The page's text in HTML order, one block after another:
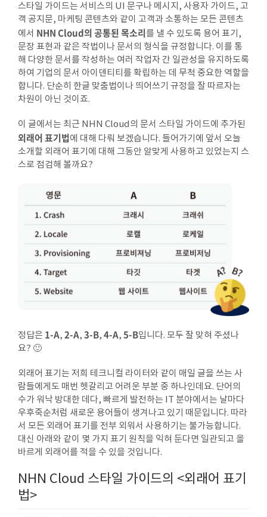
스타일 가이드는 서비스의 UI 문구나 메시지, 사용자 가이드, 고
객 공지문, 마케팅 콘텐츠와 같이 고객과 소통하는 모든 콘텐츠
에서 NHN Cloud의 공통된 목소리를 낼 수 있도록 용어 표기,
문장 표현과 같은 작법이나 문서의 형식을 규정합니다. 이를 통
해 다양한 문서를 작성하는 여러 작업자 간 일관성을 유지하도록
하여 기업의 문서 아이덴티티를 확립하는 데 무척 중요한 역할을
합니다. 단순히 한글 맞춤법이나 띄어쓰기 규정을 잘 따르자는
차원이 아닌 것이죠.
이 글에서는 최근 NHN Cloud의 문서 스타일 가이드에 추가된
외래어 표기법에 대해 다뤄 보겠습니다. 들어가기에 앞서 오늘
소개할 외래어 표기에 대해 그동안 알맞게 사용하고 있었는지 스
스로 점검해 볼까요?
정답은 1-A, 2-A, 3-B, 4-A, 5-B입니다. 모두 잘 맞혀 주셨나
요? 🙂
외래어 표기는 저희 테크니컬 라이터와 같이 매일 글을 쓰는 사
람들에게도 매번 헷갈리고 어려운 부분 중 하나인데요. 단어의
수가 워낙 방대한 데다, 빠르게 발전하는 IT 분야에서는 날마다
우후죽순처럼 새로운 용어들이 생겨나고 있기 때문입니다. 따라
서 모든 외래어 표기를 전부 외워서 사용하기는 불가능합니다.
대신 아래와 같이 몇 가지 표기 원칙을 익혀 둔다면 일관되고 올
바르게 외래어를 적을 수 있을 것입니다.
NHN Cloud 스타일 가이드의 <외래어 표기
법>